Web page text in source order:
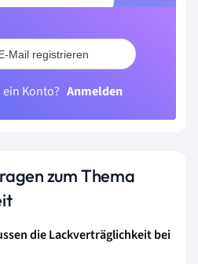
Mail registrieren
Konto? Anmelden
zum Thema
die Lackverträglichkeit bei